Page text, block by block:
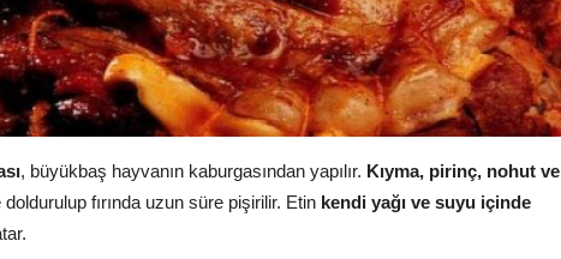
, büyükbaş hayvanın kaburgasından yapılır. Kıyma, pirinç, nohut ve
fırında uzun süre pişirilir. Etin kendi yağı ve suyu içinde